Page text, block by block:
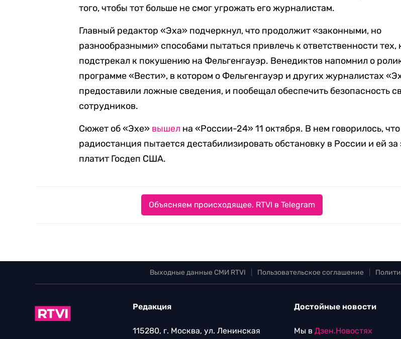
того, чтобы тот больше не смог угрожать его журналистам.
Главный редактор «Эха» подчеркнул, что продолжит «законными, но
разнообразными» способами пытаться привлечь к ответственности тех,
подстрекал к покушению на Фельгенгауэр. Венедиктов напомнил о
программе «Вести», в котором о Фельгенгауэр и других журналистах
предоставили ложные сведения, и пообещал обеспечить безопасность
сотрудников.
Сюжет об «Эхе» вышел на «России-24» 11 октября. В нем говорилось, что
радиостанция пытается дестабилизировать обстановку в России и ей за
платит Госдеп США.
Объясняем происходящее. RTVI в Telegram
Выходные данные СМИ RTVI Пользовательское соглашение
Редакция
115280, г. Москва, ул. Ленинская
Достойные новости
Мы в Дзен.Новостях